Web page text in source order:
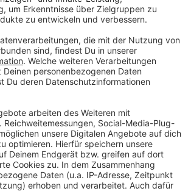
Merz muss jetzt irgendwie eine
Regierung auf die Beine stellen. Und
aus den ganzen Schul- und
gelernt haben, organisieren geht
WhatsApp-Gruppe.